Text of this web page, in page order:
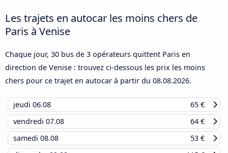
Les trajets en autocar les moins chers de
Paris à Venise
Chaque jour, 30 bus de 3 opérateurs quittent Paris en
direction de Venise : trouvez ci-dessous les prix les moins
chers pour ce trajet en autocar à partir du 08.08.2026.
jeudi 06.08
65 €
vendredi 07.08
64 €
samedi 08.08
53 €